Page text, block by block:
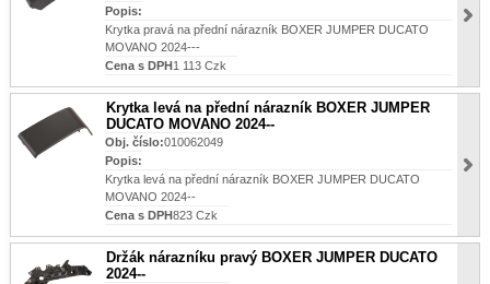
Popis:
Krytka pravá na přední nárazník BOXER JUMPER DUCATO
MOVANO 2024---
Cena s DPH1 113 Czk
Krytka levá na přední nárazník BOXER JUMPER
DUCATO MOVANO 2024--
Obj. číslo:010062049
Popis:
Krytka levá na přední nárazník BOXER JUMPER DUCATO
MOVANO 2024--
Cena s DPH823 Czk
Držák nárazníku pravý BOXER JUMPER DUCATO
2024--